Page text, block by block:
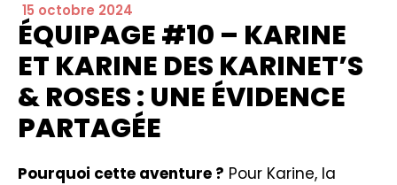
15 octobre 2024
ÉQUIPAGE #10 – KARINE
ET KARINE DES KARINET’S
& ROSES : UNE ÉVIDENCE
PARTAGÉE
Pourquoi cette aventure ? Pour Karine, la